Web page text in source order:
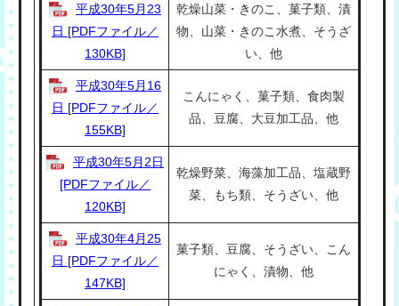
平成30年5月23
日 [PDFファイル／
130KB]
乾燥山菜・きのこ、菓子類、漬
物、山菜・きのこ水煮、そうざ
い、他
平成30年5月16
日 [PDFファイル／
155KB]
こんにゃく、菓子類、食肉製
品、豆腐、大豆加工品、他
平成30年5月2日
[PDFファイル／
120KB]
乾燥野菜、海藻加工品、塩蔵野
菜、もち類、そうざい、他
平成30年4月25
日 [PDFファイル／
147KB]
菓子類、豆腐、そうざい、こん
にゃく、漬物、他